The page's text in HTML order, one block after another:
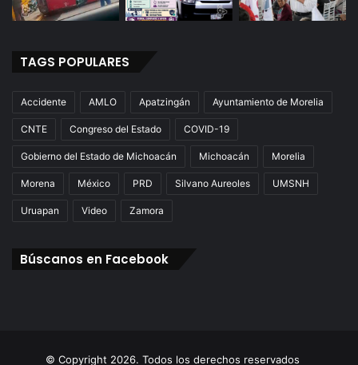
TAGS POPULARES
Accidente AMLO Apatzingán Ayuntamiento de Morelia
CNTE Congreso del Estado COVID-19
Gobierno del Estado de Michoacán Michoacán Morelia
Morena México PRD Silvano Aureoles UMSNH
Uruapan Video Zamora
Búscanos en Facebook
© Copyright 2026. Todos los derechos reservados